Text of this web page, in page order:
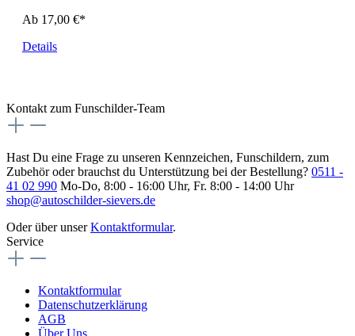
Ab 17,00 €*
Details
Kontakt zum Funschilder-Team
Hast Du eine Frage zu unseren Kennzeichen, Funschildern, zum
Zubehör oder brauchst du Unterstützung bei der Bestellung? 0511 -
41 02 990 Mo-Do, 8:00 - 16:00 Uhr, Fr. 8:00 - 14:00 Uhr
shop@autoschilder-sievers.de
Oder über unserKontaktformular.
Service
Kontaktformular
Datenschutzerklärung
AGB
Über Uns